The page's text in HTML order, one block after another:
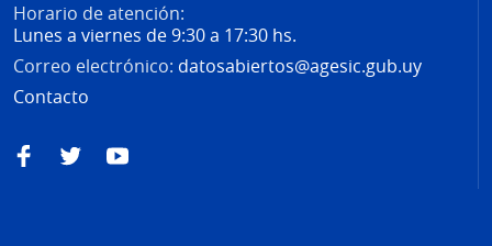
Horario de atención:
Lunes a viernes de 9:30 a 17:30 hs.
Correo electrónico: datosabiertos@agesic.gub.uy
Contacto
FacebookTwitterYouTube